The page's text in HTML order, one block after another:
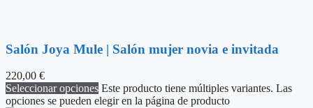
Salón Joya Mule | Salón mujer novia e invitada
220,00 €
Seleccionar opciones Este producto tiene múltiples variantes. Las
opciones se pueden elegir en la página de producto